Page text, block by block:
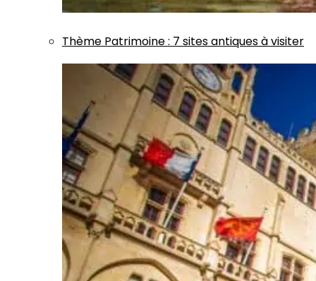
Thème Patrimoine: 7 sites antiques à visiter